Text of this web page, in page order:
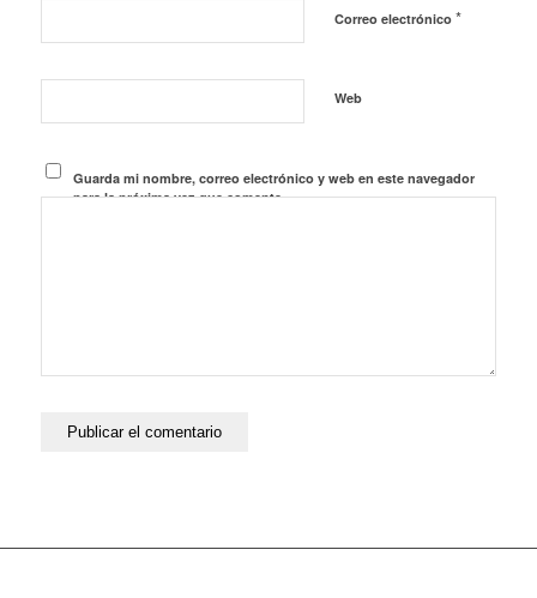
Correo electrónico *
Web
Guarda mi nombre, correo electrónico y web en este navegador
para la próxima vez que comente.